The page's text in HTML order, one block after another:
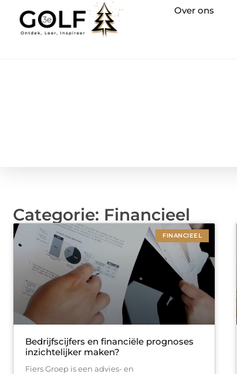
Over ons
Categorie: Financieel
FINANCIEEL
Bedrijfscijfers en financiële prognoses
inzichtelijker maken?
Fiers Groep is een advies- en